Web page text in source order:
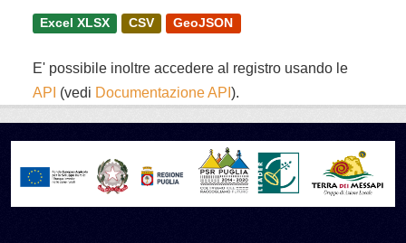
Excel XLSX CSV GeoJSON
E' possibile inoltre accedere al registro usando le
API (vedi Documentazione API ).